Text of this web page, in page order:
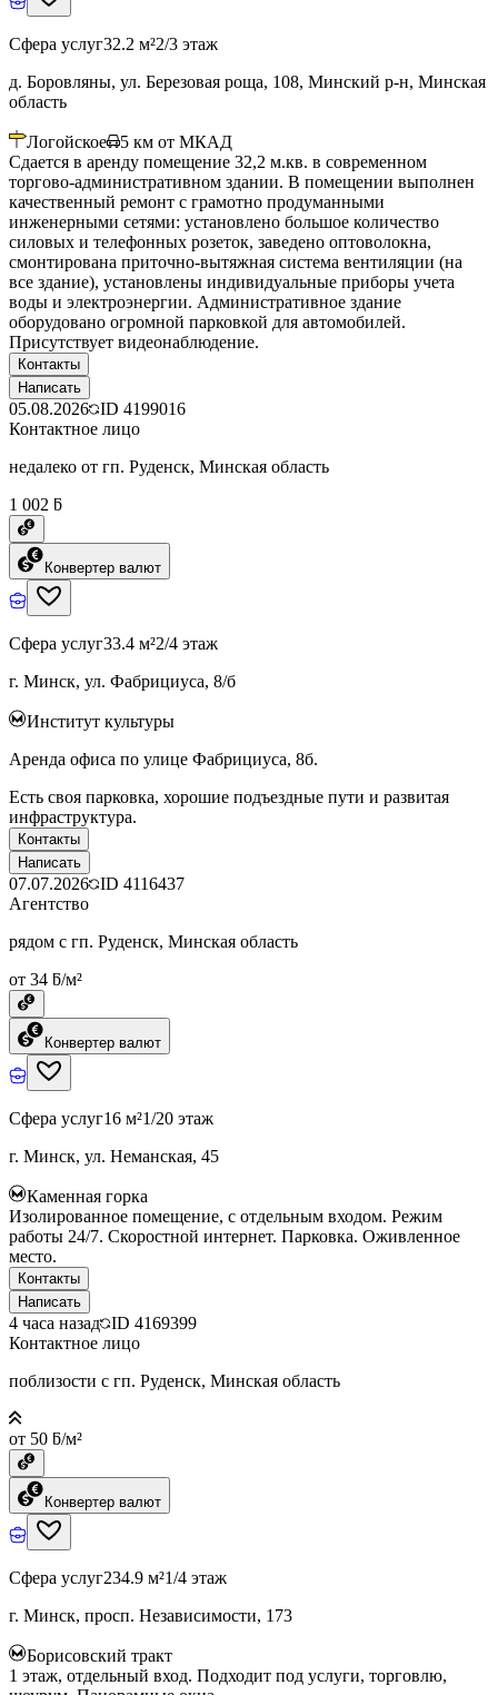
Сфера услуг32.2 м²2/3 этаж
д. Боровляны, ул. Березовая роща, 108, Минский р-н, Минская
область
Логойское 5 км от МКАД
Сдается в аренду помещение 32,2 м.кв. в современном
торгово-административном здании. В помещении выполнен
качественный ремонт с грамотно продуманными
инженерными сетями: установлено большое количество
силовых и телефонных розеток, заведено оптоволокна,
смонтирована приточно-вытяжная система вентиляции (на
все здание), установлены индивидуальные приборы учета
воды и электроэнергии. Административное здание
оборудовано огромной парковкой для автомобилей.
Присутствует видеонаблюдение.
Контакты
Написать
05.08.2026 ID 4199016
Контактное лицо
недалеко от гп. Руденск, Минская область
1 002 ƃ
Конвертер валют
Сфера услуг33.4 м²2/4 этаж
г. Минск, ул. Фабрициуса, 8/б
Институт культуры
Аренда офиса по улице Фабрициуса, 8б.
Есть своя парковка, хорошие подъездные пути и развитая
инфраструктура.
Контакты
Написать
07.07.2026 ID 4116437
Агентство
рядом с гп. Руденск, Минская область
от 34 ƃ/м²
Конвертер валют
Сфера услуг16 м²1/20 этаж
г. Минск, ул. Неманская, 45
Каменная горка
Изолированное помещение, с отдельным входом. Режим
работы 24/7. Скоростной интернет. Парковка. Оживленное
место.
Контакты
Написать
4 часа назад ID 4169399
Контактное лицо
поблизости с гп. Руденск, Минская область
от 50 ƃ/м²
Конвертер валют
Сфера услуг234.9 м²1/4 этаж
г. Минск, просп. Независимости, 173
Борисовский тракт
1 этаж, отдельный вход. Подходит под услуги, торговлю,